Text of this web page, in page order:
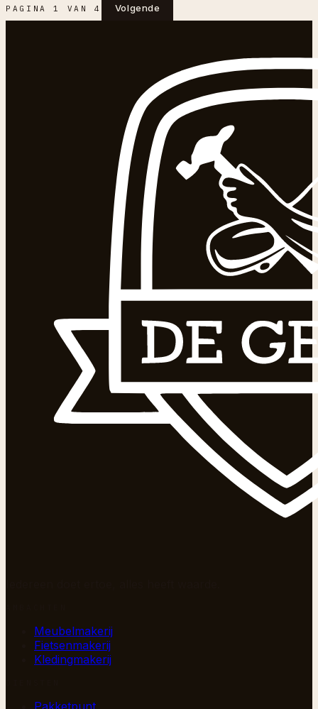
PAGINA1 VAN4 Volgende
Meubelmakerij
Fietsenmakerij
Kledingmakerij
Pakketpunt